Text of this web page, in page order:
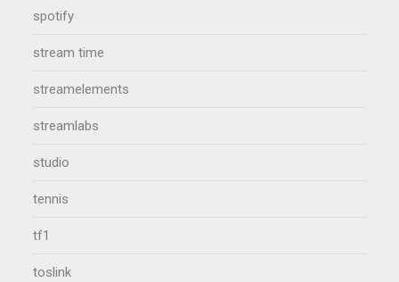
spotify
stream time
streamelements
streamlabs
studio
tennis
tf1
toslink